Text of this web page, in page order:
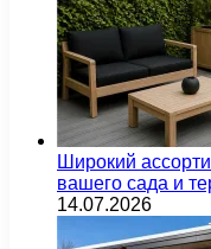
Широкий
вашего сада и
14.07.2026